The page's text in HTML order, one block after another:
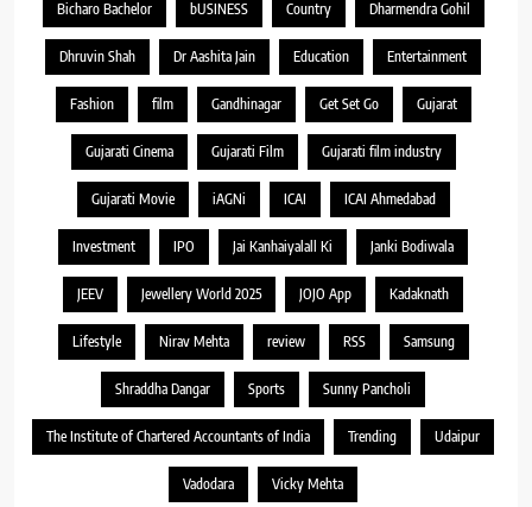
Bicharo Bachelor bUSINESS Country Dharmendra Gohil
Dhruvin Shah Dr Aashita Jain Education Entertainment
Fashion film Gandhinagar Get Set Go Gujarat
Gujarati Cinema Gujarati Film Gujarati film industry
Gujarati Movie iAGNi ICAI ICAI Ahmedabad
Investment IPO Jai Kanhaiyalall Ki Janki Bodiwala
JEEV Jewellery World 2025 JOJO App Kadaknath
Lifestyle Nirav Mehta review RSS Samsung
Shraddha Dangar Sports Sunny Pancholi
The Institute of Chartered Accountants of India Trending Udaipur
Vadodara Vicky Mehta